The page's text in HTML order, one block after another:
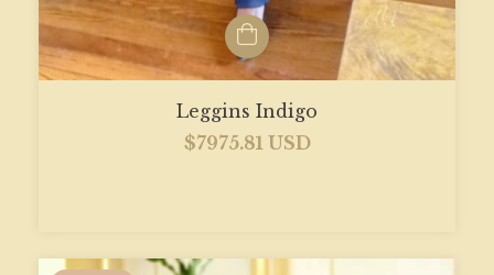
Leggins Indigo
$7975.81 USD